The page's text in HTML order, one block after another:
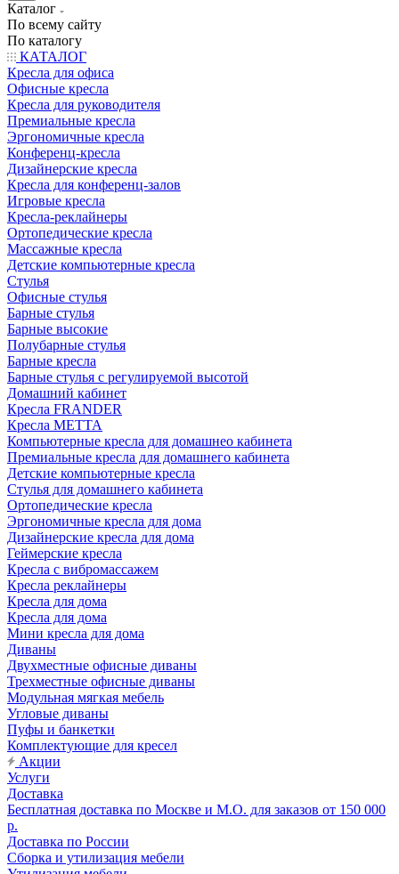
Каталог
По всему сайту
По каталогу
КАТАЛОГ
Кресла для офиса
Офисные кресла
Кресла для руководителя
Премиальные кресла
Эргономичные кресла
Конференц-кресла
Дизайнерские кресла
Кресла для конференц-залов
Игровые кресла
Кресла-реклайнеры
Ортопедические кресла
Массажные кресла
Детские компьютерные кресла
Стулья
Офисные стулья
Барные стулья
Барные высокие
Полубарные стулья
Барные кресла
Барные стулья с регулируемой высотой
Домашний кабинет
Кресла FRANDER
Кресла METTA
Компьютерные кресла для домашнео кабинета
Премиальные кресла для домашнего кабинета
Детские компьютерные кресла
Стулья для домашнего кабинета
Ортопедические кресла
Эргономичные кресла для дома
Дизайнерские кресла для дома
Геймерские кресла
Кресла с вибромассажем
Кресла реклайнеры
Кресла для дома
Кресла для дома
Мини кресла для дома
Диваны
Двухместные офисные диваны
Трехместные офисные диваны
Модульная мягкая мебель
Угловые диваны
Пуфы и банкетки
Комплектующие для кресел
Акции
Услуги
Доставка
Бесплатная доставка по Москве и М.О. для заказов от 150 000
р.
Доставка по России
Сборка и утилизация мебели